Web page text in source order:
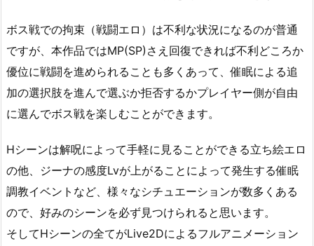
ボス戦での拘束（戦闘エロ）は不利な状況になるのが普通
ですが、本作品ではMP(SP)さえ回復できれば不利どころか
優位に戦闘を進められることも多くあって、催眠による追
加の選択肢を進んで選ぶか拒否するかプレイヤー側が自由
に選んでボス戦を楽しむことができます。
Hシーンは解呪によって手軽に見ることができる立ち絵エロ
の他、ジーナの感度Lvが上がることによって発生する催眠
調教イベントなど、様々なシチュエーションが数多くある
ので、好みのシーンを必ず見つけられると思います。
そしてHシーンの全てがLive2Dによるフルアニメーション